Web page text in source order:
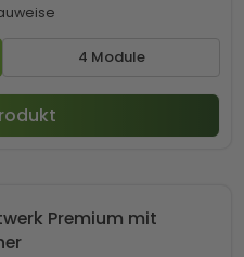
4 Module
Premium mit